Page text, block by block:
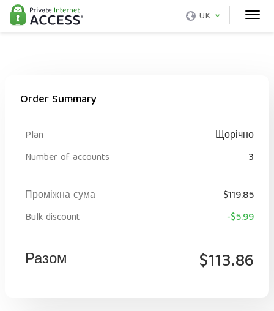
UK
Order Summary
Plan
Щорічно
Number of accounts
3
Проміжна сума
$119.85
Bulk discount
-$5.99
Разом $113.86